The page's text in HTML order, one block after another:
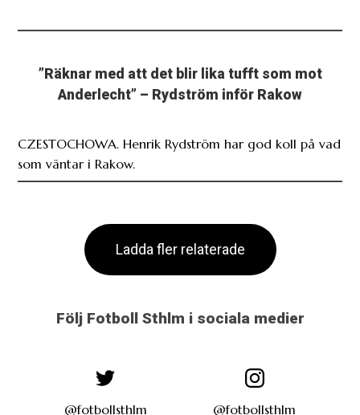
”Räknar med att det blir lika tufft som mot
Anderlecht” – Rydström inför Rakow
CZESTOCHOWA. Henrik Rydström har god koll på vad
som väntar i Rakow.
Ladda fler relaterade
Följ Fotboll Sthlm i sociala medier
@fotbollsthlm @fotbollsthlm